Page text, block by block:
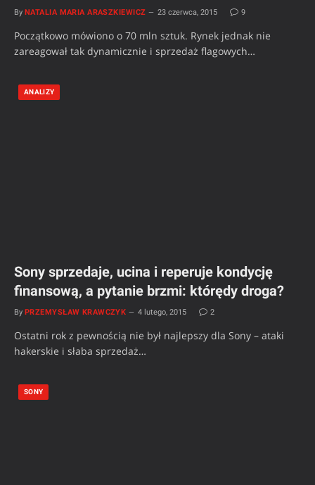
By NATALIA MARIA ARASZKIEWICZ 23 czerwca, 2015 9
Początkowo mówiono o 70 mln sztuk. Rynek jednak nie
zareagował tak dynamicznie i sprzedaż flagowych…
ANALIZY
Sony sprzedaje, ucina i reperuje kondycję
finansową, a pytanie brzmi: którędy droga?
By PRZEMYSŁAW KRAWCZYK 4 lutego, 2015 2
Ostatni rok z pewnością nie był najlepszy dla Sony – ataki
hakerskie i słaba sprzedaż…
SONY